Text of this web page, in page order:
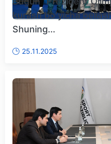
kurash boʻyicha
Shuning...
25.11.2025